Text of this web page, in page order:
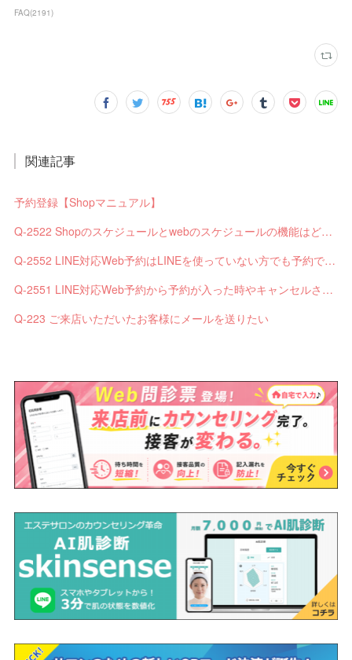
FAQ(2191)
関連記事
予約登録【Shopマニュアル】
Q-2522 Shopのスケジュールとwebのスケジュールの機能はどう違いますか？
Q-2552 LINE対応Web予約はLINEを使っていない方でも予約できますか？
Q-2551 LINE対応Web予約から予約が入った時やキャンセルされた時、サロンやお客様へは通知されますか？
Q-223 ご来店いただいたお客様にメールを送りたい